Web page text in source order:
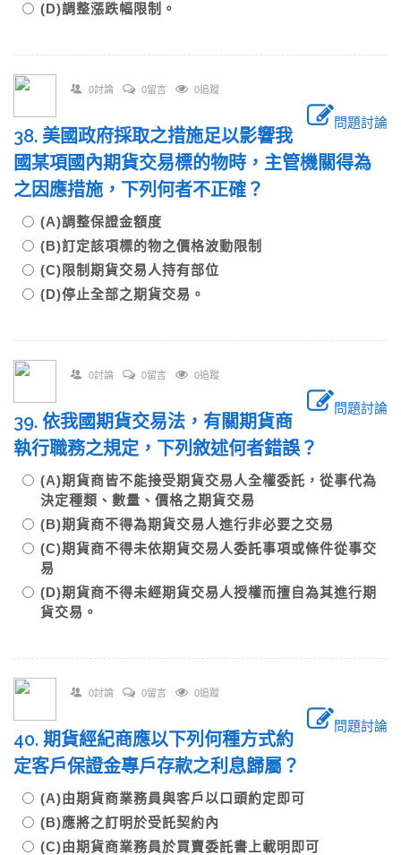
(D)調整漲跌幅限制。
0討論 0留言 0追蹤
問題討論
38. 美國政府採取之措施足以影響我
國某項國內期貨交易標的物時，主管機關得為
之因應措施，下列何者不正確？
(A)調整保證金額度
(B)訂定該項標的物之價格波動限制
(C)限制期貨交易人持有部位
(D)停止全部之期貨交易。
0討論 0留言 0追蹤
問題討論
39. 依我國期貨交易法，有關期貨商
執行職務之規定，下列敘述何者錯誤？
(A)期貨商皆不能接受期貨交易人全權委託，從事代為
決定種類、數量、價格之期貨交易
(B)期貨商不得為期貨交易人進行非必要之交易
(C)期貨商不得未依期貨交易人委託事項或條件從事交
易
(D)期貨商不得未經期貨交易人授權而擅自為其進行期
貨交易。
0討論 0留言 0追蹤
問題討論
40. 期貨經紀商應以下列何種方式約
定客戶保證金專戶存款之利息歸屬？
(A)由期貨商業務員與客戶以口頭約定即可
(B)應將之訂明於受託契約內
(C)由期貨商業務員於買賣委託書上載明即可